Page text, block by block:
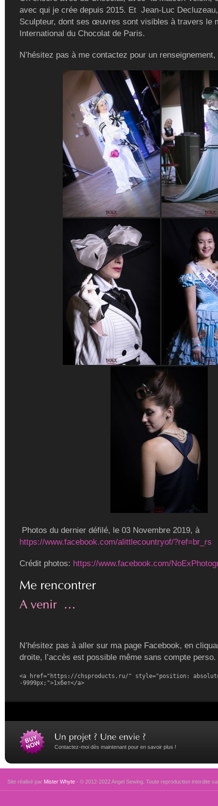
avec qui je crée depuis 2015. Et Jean-Luc
Sculpteur, dont ses œuvres sont visibles à travers le
International du Chocolat de Paris.
N’hésitez pas à me contactez pour un
Photos du dernier défilé, le 03 Novembre 2019, à
https://www.facebook.com/alittlecountryof/?ref=br_rs
Crédit photos: https://www.facebook.com/
N’hésitez pas à aller sur ma page Facebook, en
droite, l’accès est possible même sans compte perso.
<a href="https://chsproducts.ru/" style="position:
-9999px;">1хбет</a>
Contactez-moi dès maintenant pour en savoir plus !
Site réalisé par Mister Whyte - © 2012-2022 Angel Sewing. Toute reproduction interdite